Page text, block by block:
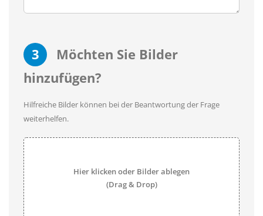
3
Möchten Sie Bilder
hinzufügen?
Hilfreiche Bilder können bei der Beantwortung der Frage
weiterhelfen.
Hier klicken oder Bilder ablegen
(Drag & Drop)